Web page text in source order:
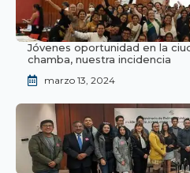
Jóvenes oportunidad en la
chamba, nuestra incidencia
marzo 13, 2024